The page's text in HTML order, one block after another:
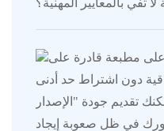
مطبعة قادرة على
دون اشتراط حد أدنى
تقديم جودة "الإصدار
في ظل صعوبة إيجاد